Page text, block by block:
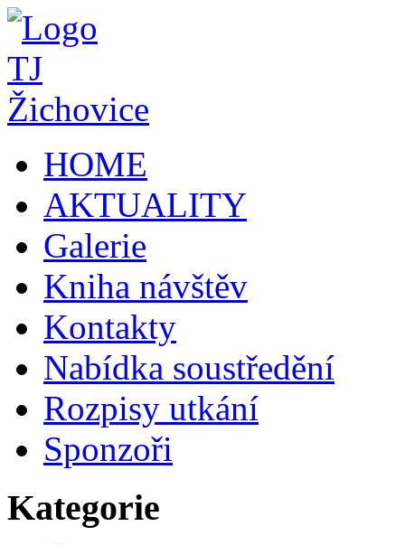
HOME
AKTUALITY
Galerie
Kniha návštěv
Kontakty
Nabídka soustředění
Rozpisy utkání
Sponzoři
Kategorie